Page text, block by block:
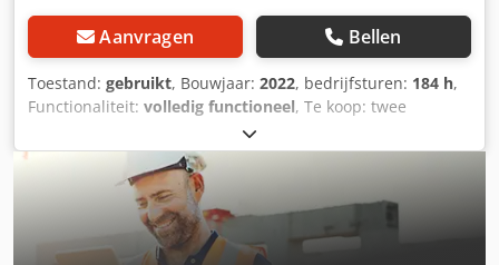
Aanvragen Bellen
Toestand: gebruikt, Bouwjaar: 2022, bedrijfsturen: 184 h,
Functionaliteit: volledig functioneel, Te koop: twee
gebruikte Modula verticale liften, type MC25D, versie 1.4,
voor €24.950 per stuk (exclusief btw). Beide systemen zijn
volledig functioneel, zijn regelmatig onderhouden en
kunnen op afspraak worden geïnspecteerd tijdens de
bedrijfsvoering. Ideaal voor ruimtebesparende en
efficiënte opslag van kleine onderdelen,